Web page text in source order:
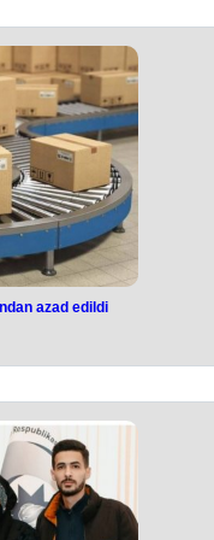
məlumat yayıb.
raket həmlələri
olub, 108 nəfər, o
alıb.
bildirib ki, raketlər
ziyan dəyib.
edildi
Respublikasının xarici
gömrük rüsumlarının
dəyişiklik edib.
toyuqlar, toyuq əti, kərə
və soyudulmuş tomat,
armud, bəzi portağal və
azad edildi